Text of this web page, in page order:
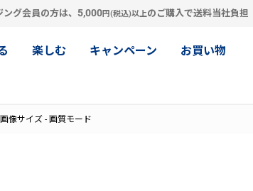
グ会員の方は、 5,000円(税込)以上のご購入で送料当社負担
楽しむ キャンペーン お買い物
像サイズ - 画質モード